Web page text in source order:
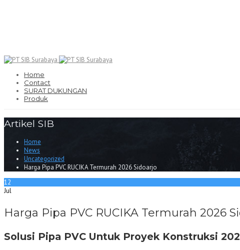
Home
Contact
SURAT DUKUNGAN
Produk
Artikel SIB
Home
News
Uncategorized
Harga Pipa PVC RUCIKA Termurah 2026 Sidoarjo
12
Jul
Harga Pipa PVC RUCIKA Termurah 2026
Solusi Pipa PVC Untuk Proyek Konstruksi